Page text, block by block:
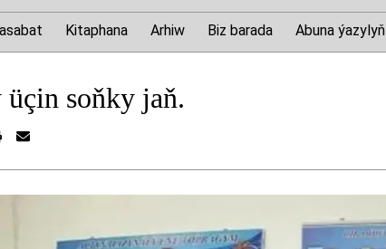
Kitaphana Arhiw Biz barada Abuna ýazylyň
soňky jaň.